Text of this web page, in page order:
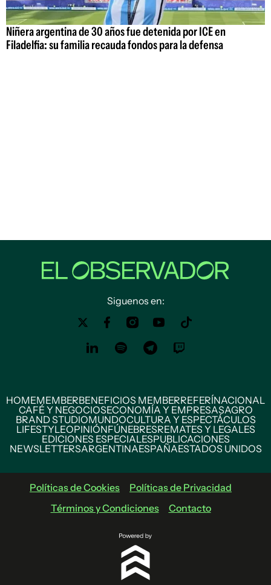
Niñera argentina de 30 años fue detenida por ICE en
Filadelfia: su familia recauda fondos para la defensa
Siguenos en:
HOMEMEMBERBENEFICIOS MEMBERREFERÍNACIONAL
CAFÉ Y NEGOCIOSECONOMÍA Y EMPRESASAGRO
BRAND STUDIOMUNDOCULTURA Y ESPECTÁCULOS
LIFESTYLEOPINIÓNFÚNEBRESREMATES Y LEGALES
EDICIONES ESPECIALESPUBLICACIONES
NEWSLETTERSARGENTINAESPAÑAESTADOS UNIDOS
Políticas de Cookies
Políticas de Privacidad
Términos y Condiciones
Contacto